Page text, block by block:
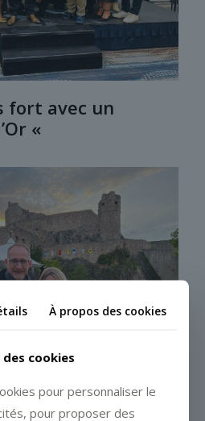
fort avec un
«
À propos des cookies
cookies
pour personnaliser le
pour proposer des